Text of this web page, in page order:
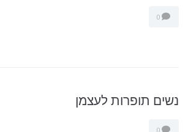
נשים תופרות לעצמן